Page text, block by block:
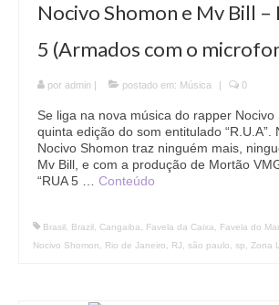
Nocivo Shomon e Mv Bill –
5 (Armados com o
por admin | postado em: Música | 0
Se liga na nova música do rapper Nocivo
quinta edição do som entitulado “R.U.A”.
Nocivo Shomon traz ninguém mais,
Mv Bill, e com a produção de Mortão
“RUA 5 … Conteúdo
Brasil Brazil Cangaiba Favela da Caixa Favela do
Nocivo Shomon
Rio de Janeiro RJ são paulo sp Zona